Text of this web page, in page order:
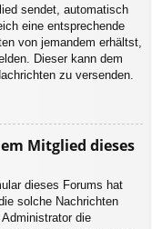
sendet, automatisch
eine entsprechende
von jemandem erhältst,
Dieser kann dem
zu versenden.
Mitglied dieses
dieses Forums hat
solche Nachrichten
die